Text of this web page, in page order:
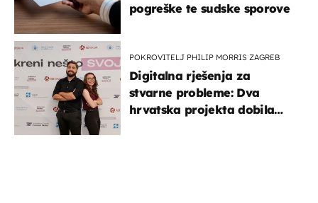
pogreške te sudske sporove
POKROVITELJ PHILIP MORRIS ZAGREB
Digitalna rješenja za
stvarne probleme: Dva
hrvatska projekta dobila